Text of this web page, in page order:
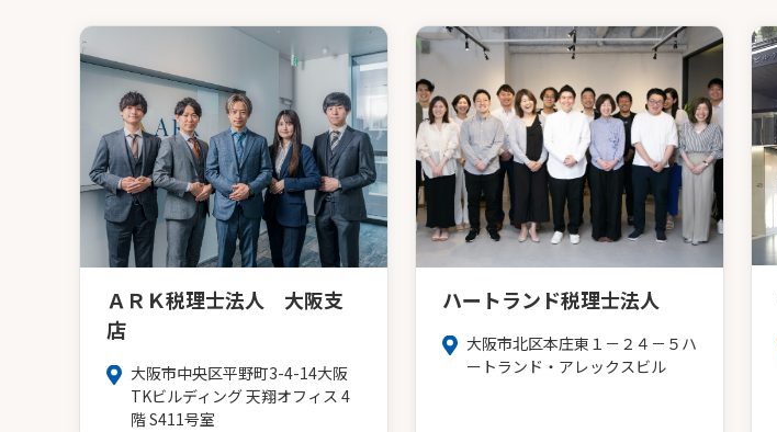
ＡＲＫ税理士法人 大阪支
店
大阪市中央区平野町3-4-14大阪
TKビルディング 天翔オフィス 4
階 S411号室
ハートランド税理士法人
大阪市北区本庄東１－２４－５ハ
ートランド・アレックスビル